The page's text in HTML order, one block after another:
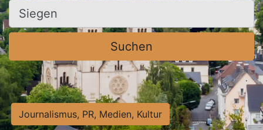
Ort, Stadt
Suchen
Journalismus, PR, Medien, Kultur